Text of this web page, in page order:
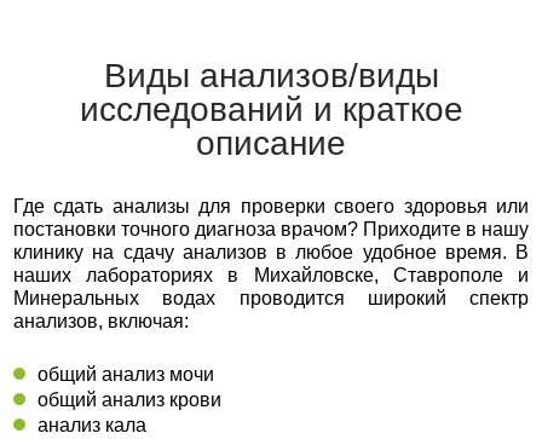
Виды анализов/виды
исследований и краткое
описание
Где сдать анализы для проверки своего здоровья или
постановки точного диагноза врачом? Приходите в нашу
клинику на сдачу анализов в любое удобное время. В
наших лабораториях в Михайловске, Ставрополе и
Минеральных водах проводится широкий спектр
анализов, включая:
общий анализ мочи
общий анализ крови
анализ кала